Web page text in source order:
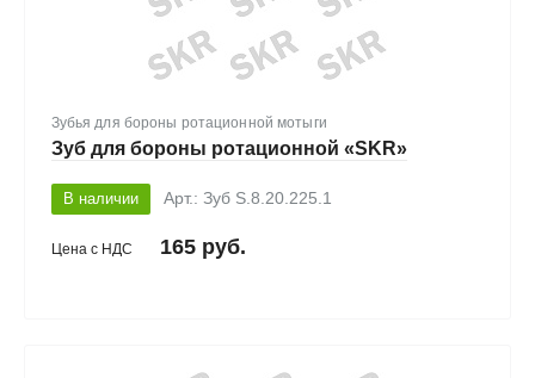
Зубья для бороны ротационной мотыги
Зуб для бороны ротационной «SKR»
В наличии Арт.: Зуб S.8.20.225.1
Цена с НДС 165 руб.